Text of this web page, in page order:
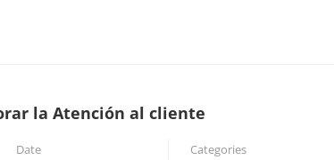
la Atención al cliente
Date Categories